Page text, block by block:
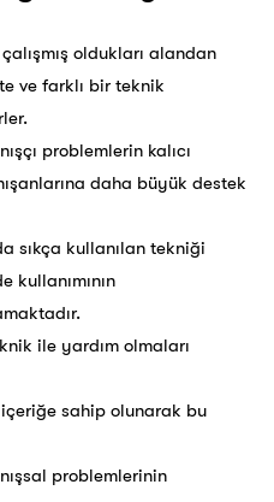
oldukları alandan
ve farklı bir teknik
problemlerin kalıcı
daha büyük destek
sıkça kullanılan tekniği
kullanımının
ile yardım olmaları
sahip olunarak bu
problemlerinin